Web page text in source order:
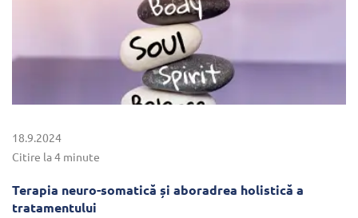
18.9.2024
Citire la 4 minute
Terapia neuro-somatică și aboradrea holistică a
tratamentului